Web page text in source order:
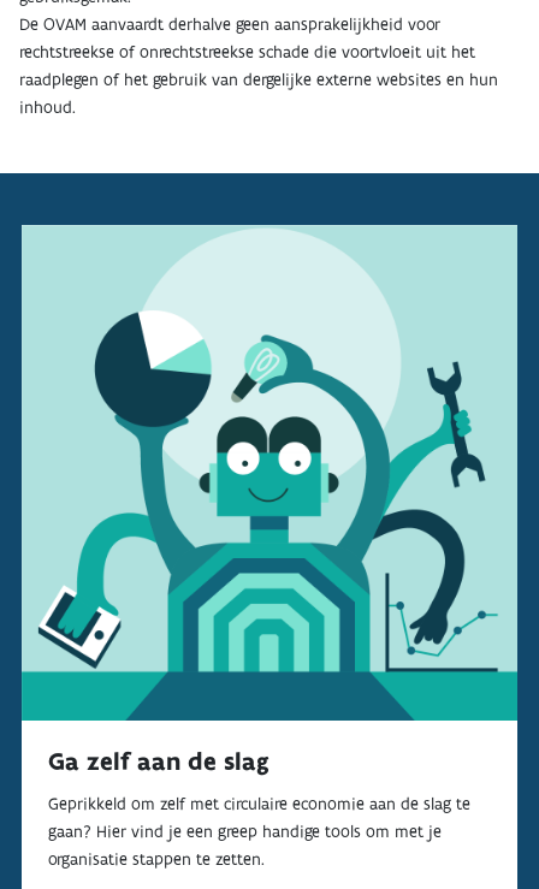
De OVAM aanvaardt derhalve geen aansprakelijkheid voor
rechtstreekse of onrechtstreekse schade die voortvloeit uit het
raadplegen of het gebruik van dergelijke externe websites en hun
inhoud.
Ga zelf aan de slag
Geprikkeld om zelf met circulaire economie aan de slag te
gaan? Hier vind je een greep handige tools om met je
organisatie stappen te zetten.